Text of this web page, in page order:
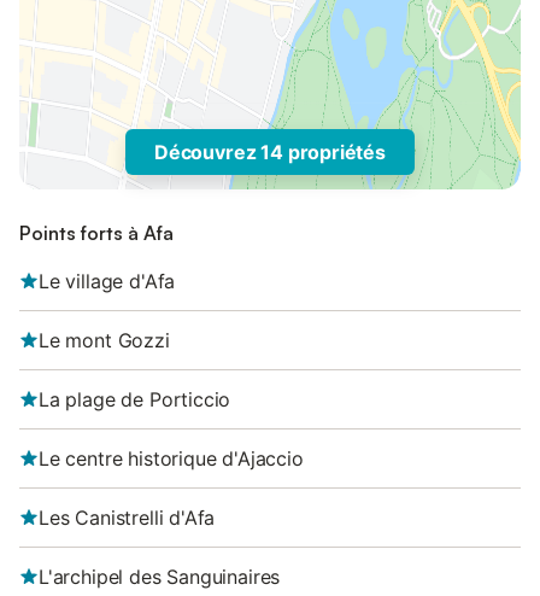
Découvrez 14 propriétés
Points forts à Afa
Le village d'Afa
Le mont Gozzi
La plage de Porticcio
Le centre historique d'Ajaccio
Les Canistrelli d'Afa
L'archipel des Sanguinaires